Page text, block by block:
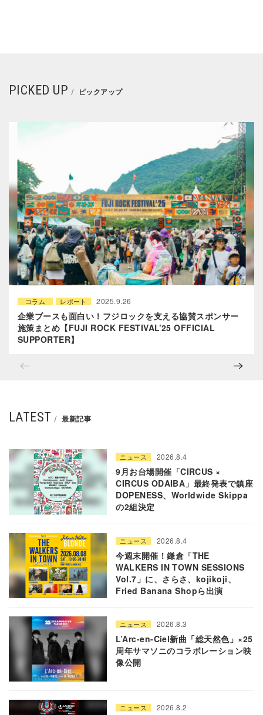
PICKED UP ピックアップ
コラム レポート 2025.9.26
企業ブースも面白い！フジロックを支える協賛スポンサー
施策まとめ【FUJI ROCK FESTIVAL’25 OFFICIAL
SUPPORTER】
LATEST 最新記事
ニュース 2026.8.4
9月お台場開催「CIRCUS ×
CIRCUS ODAIBA」最終発表で鎮座
DOPENESS、Worldwide Skippa
の2組決定
ニュース 2026.8.4
今週末開催！鎌倉「THE
WALKERS IN TOWN SESSIONS
Vol.7」に、さらさ、kojikoji、
Fried Banana Shopら出演
ニュース 2026.8.3
L’Arc-en-Ciel新曲「総天然色」×25
周年サマソニのコラボレーション映
像公開
ニュース 2026.8.2